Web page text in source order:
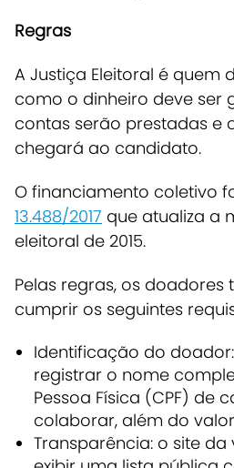
Regras
A Justiça Eleitoral é quem
como o dinheiro deve ser
contas serão prestadas e
chegará ao candidato.
O financiamento coletivo
13.488/2017 que atualiza a
eleitoral de 2015.
Pelas regras, os
cumprir os seguintes
Identificação do
registrar o nome
Pessoa Física (CPF) de
colaborar, além do
Transparência: o site